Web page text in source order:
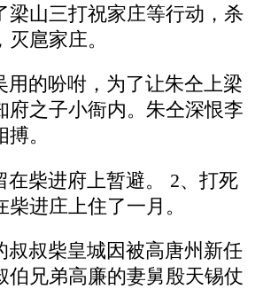
梁山三打祝家庄等行动，杀
扈家庄。
用的吩咐，为了让朱仝上梁
府之子小衙内。朱仝深恨李
。
在柴进府上暂避。 2、打死
进庄上住了一月。
叔叔柴皇城因被高唐州新任
伯兄弟高廉的妻舅殷天锡仗